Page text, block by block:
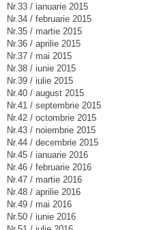
Nr.33 / ianuarie 2015
Nr.34 / februarie 2015
Nr.35 / martie 2015
Nr.36 / aprilie 2015
Nr.37 / mai 2015
Nr.38 / iunie 2015
Nr.39 / iulie 2015
Nr.40 / august 2015
Nr.41 / septembrie 2015
Nr.42 / octombrie 2015
Nr.43 / noiembrie 2015
Nr.44 / decembrie 2015
Nr.45 / ianuarie 2016
Nr.46 / februarie 2016
Nr.47 / martie 2016
Nr.48 / aprilie 2016
Nr.49 / mai 2016
Nr.50 / iunie 2016